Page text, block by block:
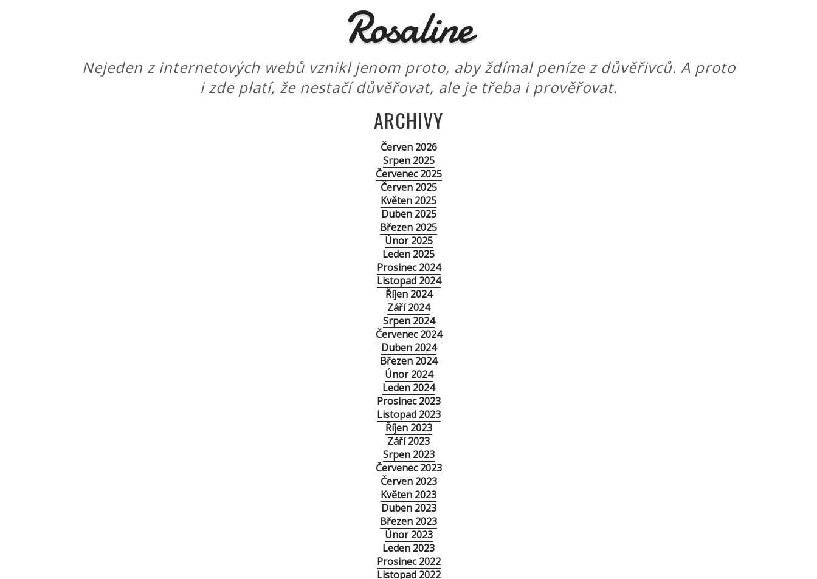
Rosaline
Nejeden z internetových webů vznikl jenom proto, aby ždímal peníze z důvěřivců. A proto
i zde platí, že nestačí důvěřovat, ale je třeba i prověřovat.
ARCHIVY
Červen 2026
Srpen 2025
Červenec 2025
Červen 2025
Květen 2025
Duben 2025
Březen 2025
Únor 2025
Leden 2025
Prosinec 2024
Listopad 2024
Říjen 2024
Září 2024
Srpen 2024
Červenec 2024
Duben 2024
Březen 2024
Únor 2024
Leden 2024
Prosinec 2023
Listopad 2023
Říjen 2023
Září 2023
Srpen 2023
Červenec 2023
Červen 2023
Květen 2023
Duben 2023
Březen 2023
Únor 2023
Leden 2023
Prosinec 2022
Listopad 2022